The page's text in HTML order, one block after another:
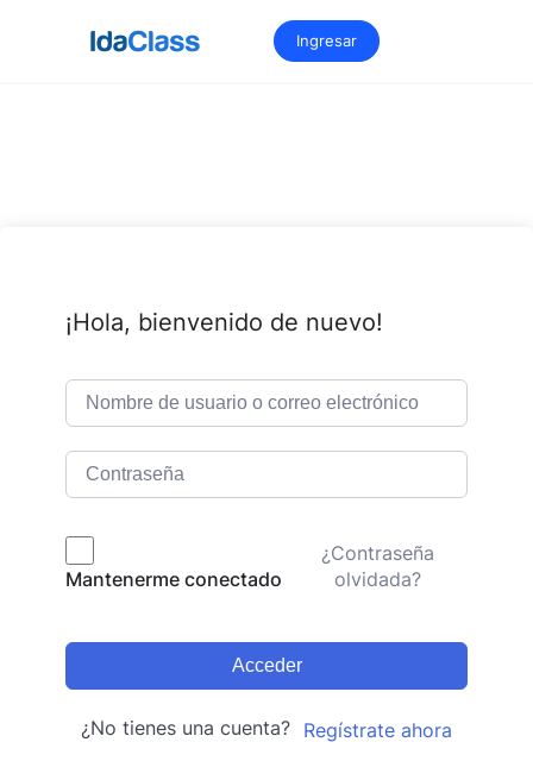
Ingresar
¡Hola, bienvenido de nuevo!
Mantenerme conectado
¿Contraseña
olvidada?
Acceder
¿No tienes una cuenta? Regístrate ahora